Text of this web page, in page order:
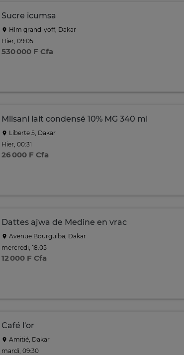
Sucre icumsa
Hlm grand-yoff, Dakar
Hier, 09:05
530 000 F Cfa
Milsani lait condensé 10% MG 340 ml
Liberte 5, Dakar
Hier, 00:31
26 000 F Cfa
Dattes ajwa de Medine en vrac
Avenue Bourguiba, Dakar
mercredi, 18:05
12 000 F Cfa
Café l’or
Amitié, Dakar
mardi, 09:30